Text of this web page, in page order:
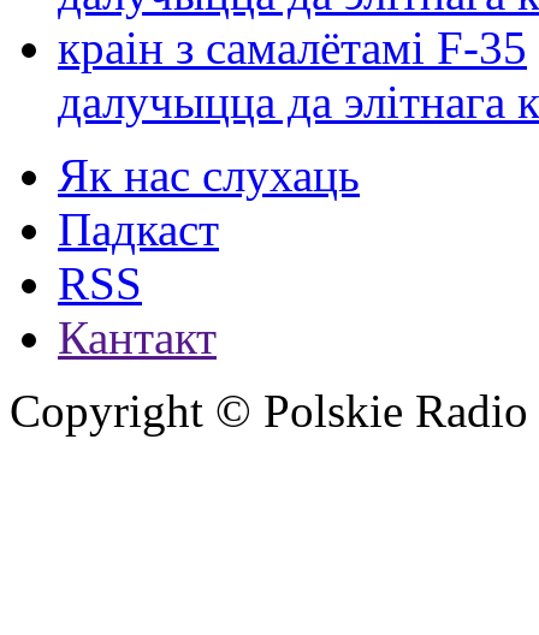
далучыцца да элітнага
Як нас слухаць
Падкаст
RSS
Кантакт
Copyright © Polskie